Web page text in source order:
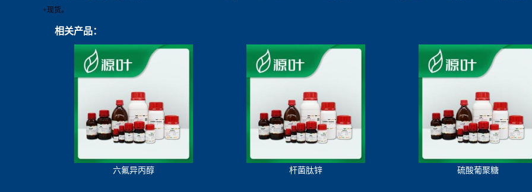
+现货。
相关产品：
六氟异丙醇 杆菌肽锌 硫酸葡聚糖